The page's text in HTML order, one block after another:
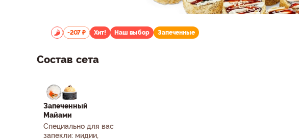
-207 ₽ Хит! Наш выбор Запеченные
Состав сета
Запеченный
Майами
Специально для вас
запекли: мидии,